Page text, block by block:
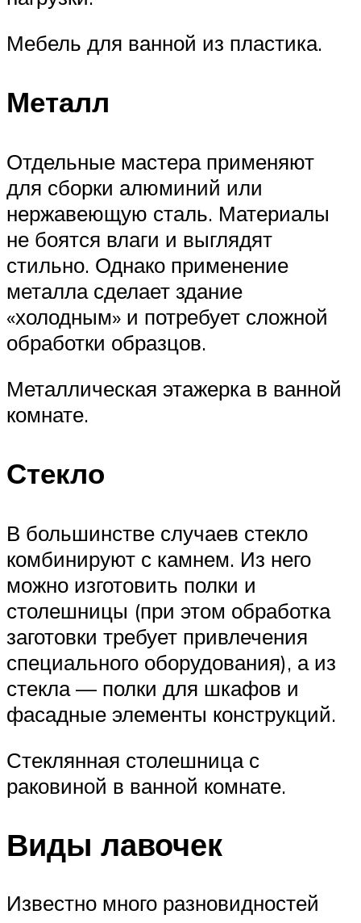
Мебель для ванной из пластика.
Металл
Отдельные мастера применяют
для сборки алюминий или
нержавеющую сталь. Материалы
не боятся влаги и выглядят
стильно. Однако применение
металла сделает здание
«холодным» и потребует сложной
обработки образцов.
Металлическая этажерка в ванной
комнате.
Стекло
В большинстве случаев стекло
комбинируют с камнем. Из него
можно изготовить полки и
столешницы (при этом обработка
заготовки требует привлечения
специального оборудования), а из
стекла — полки для шкафов и
фасадные элементы конструкций.
Стеклянная столешница с
раковиной в ванной комнате.
Виды лавочек
Известно много разновидностей